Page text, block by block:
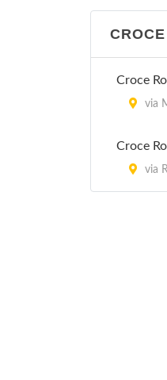
Croce
via
Croce
via